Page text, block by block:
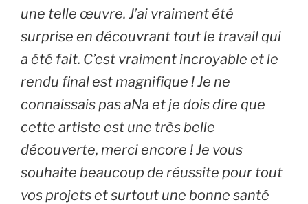
une telle œuvre. J’ai vraiment été
surprise en découvrant tout le travail qui
a été fait. C’est vraiment incroyable et le
rendu final est magnifique ! Je ne
connaissais pas aNa et je dois dire que
cette artiste est une très belle
découverte, merci encore ! Je vous
souhaite beaucoup de réussite pour tout
vos projets et surtout une bonne santé